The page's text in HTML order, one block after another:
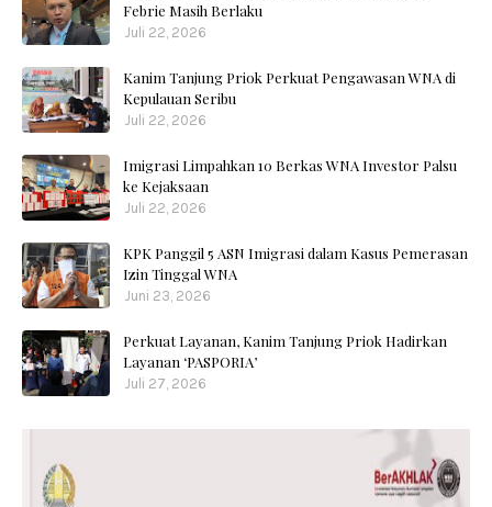
Febrie Masih Berlaku
Juli 22, 2026
Kanim Tanjung Priok Perkuat Pengawasan WNA di
Kepulauan Seribu
Juli 22, 2026
Imigrasi Limpahkan 10 Berkas WNA Investor Palsu
ke Kejaksaan
Juli 22, 2026
KPK Panggil 5 ASN Imigrasi dalam Kasus Pemerasan
Izin Tinggal WNA
Juni 23, 2026
Perkuat Layanan, Kanim Tanjung Priok Hadirkan
Layanan ‘PASPORIA’
Juli 27, 2026